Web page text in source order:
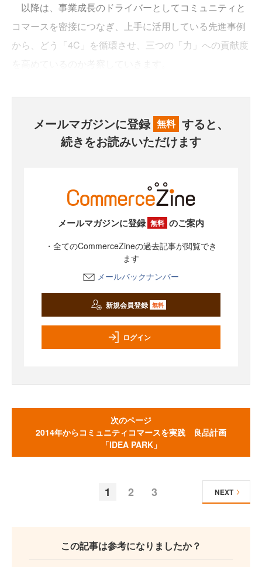
以降は、事業成長のドライバーとしてコミュニティと
コマースを密接につなぎ、上手に活用している先進事例
から、どう「4C」を循環させ、三つの「力」への貢献度
メールマガジンに登録 無料 すると、
続きをお読みいただけます
メールマガジンに登録 無料 のご案内
・全てのCommerceZineの過去記事が閲覧でき
ます
メールバックナンバー
新規会員登録 無料
ログイン
次のページ
2014年からコミュニティコマースを実践 良品計画
「IDEA PARK」
1 2 3 NEXT
この記事は参考になりましたか？